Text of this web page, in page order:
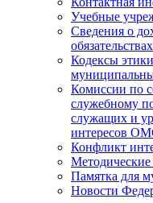
Учебные
Сведения о
Кодексы
Комиссии по
служебному
служащих и
интересов
Конфликт
Памятка для
Новости